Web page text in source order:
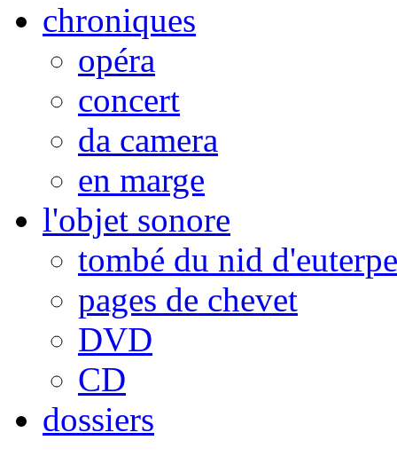
chroniques
opéra
concert
da camera
en marge
l'objet sonore
tombé du nid d'euterpe
pages de chevet
DVD
CD
dossiers